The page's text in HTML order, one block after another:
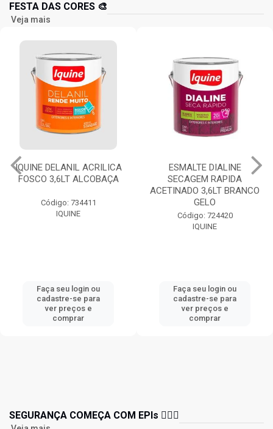
FESTA DAS CORES 🎨
Veja mais
IQUINE DELANIL ACRILICA
FOSCO 3,6LT ALCOBAÇA
Código: 734411
IQUINE
Faça seu login ou
cadastre-se para
ver preços e
comprar
ESMALTE DIALINE
SECAGEM RAPIDA
ACETINADO 3,6LT BRANCO
GELO
Código: 724420
IQUINE
Faça seu login ou
cadastre-se para
ver preços e
comprar
SEGURANÇA COMEÇA COM EPIs 👷🏻‍♂️